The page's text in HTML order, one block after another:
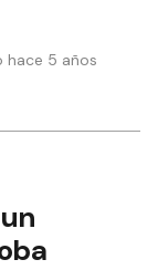
hace 5 años